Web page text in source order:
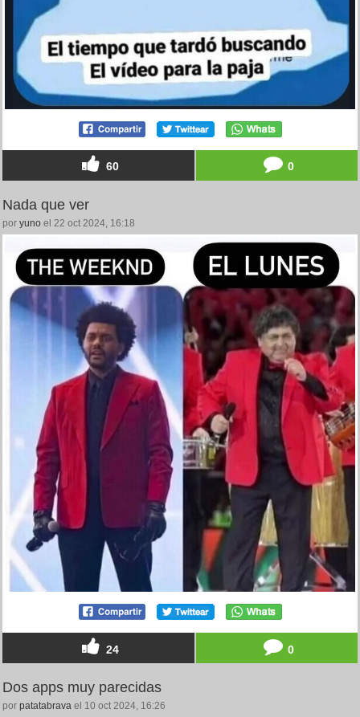
60 0
Nada que ver
por yuno el 22 oct 2024, 16:18
24 0
Dos apps muy parecidas
por patatabrava el 10 oct 2024, 16:26